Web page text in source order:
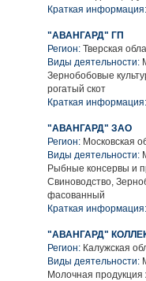
Краткая информация:
"АВАНГАРД" ГП
Регион: Тверская
Виды деятельности:
Зернобобовые
рогатый скот
Краткая информация:
"АВАНГАРД" ЗАО
Регион: Московская
Виды деятельности:
Рыбные консервы и
Свиноводство,
фасованный
Краткая информация:
"АВАНГАРД"
Регион: Калужская
Виды деятельности:
Молочная продукция